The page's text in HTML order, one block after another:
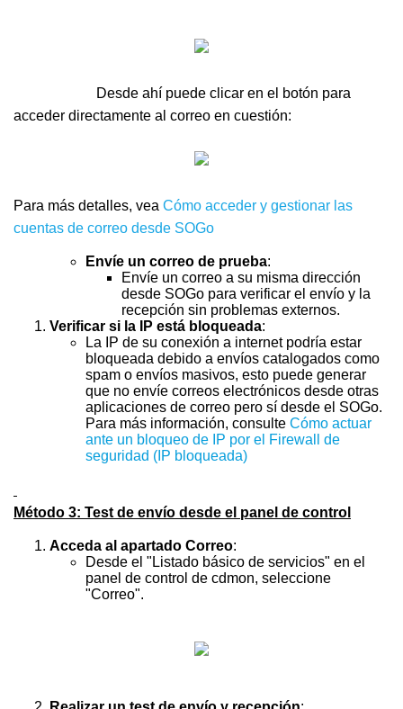
Desde ahí puede clicar en el botón para
acceder directamente al correo en cuestión:
Para más detalles, vea Cómo acceder y gestionar las
cuentas de correo desde SOGo
Envíe un correo de prueba:
Envíe un correo a su misma dirección
desde SOGo para verificar el envío y la
recepción sin problemas externos.
Verificar si la IP está bloqueada:
La IP de su conexión a internet podría estar
bloqueada debido a envíos catalogados como
spam o envíos masivos, esto puede generar
que no envíe correos electrónicos desde otras
aplicaciones de correo pero sí desde el SOGo.
Para más información, consulte Cómo actuar
ante un bloqueo de IP por el Firewall de
seguridad (IP bloqueada)
Método 3: Test de envío desde el panel de control
Acceda al apartado Correo:
Desde el "Listado básico de servicios" en el
panel de control de cdmon, seleccione
"Correo".